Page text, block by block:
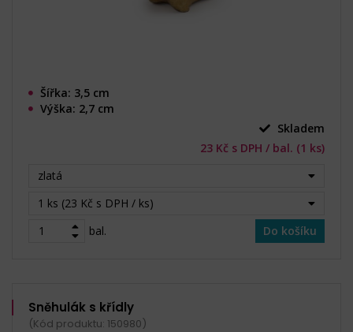
Šířka: 3,5 cm
Výška: 2,7 cm
Skladem
23 Kč s DPH / bal. (1 ks)
zlatá
1 ks (23 Kč s DPH / ks)
bal.
Do košíku
Sněhulák s křídly
(Kód produktu: 150980)